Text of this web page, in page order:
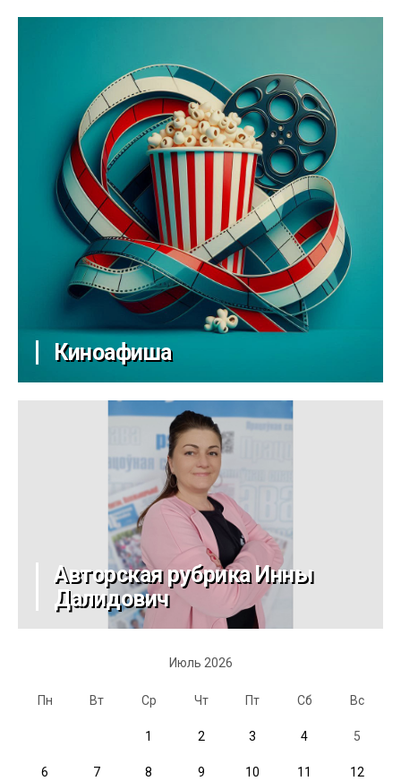
Киноафиша
Авторская рубрика Инны
Далидович
Июль 2026
Пн Вт Ср Чт Пт Сб Вс
1 2 3 4 5
6 7 8 9 10 11 12